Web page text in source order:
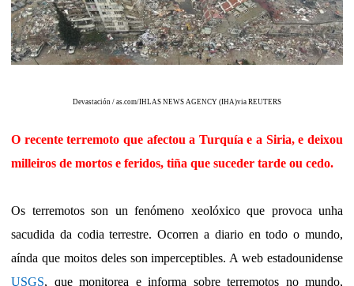
Devastación / as.com/IHLAS NEWS AGENCY (IHA)via REUTERS
O recente terremoto que afectou a Turquía e a Siria, e deixou
milleiros de mortos e feridos, tiña que suceder tarde ou cedo.
Os terremotos son un fenómeno xeolóxico que provoca unha
sacudida da codia terrestre. Ocorren a diario en todo o mundo,
aínda que moitos deles son imperceptibles. A web estadounidense
USGS, que monitorea e informa sobre terremotos no mundo,